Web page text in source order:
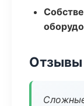
Отзывы